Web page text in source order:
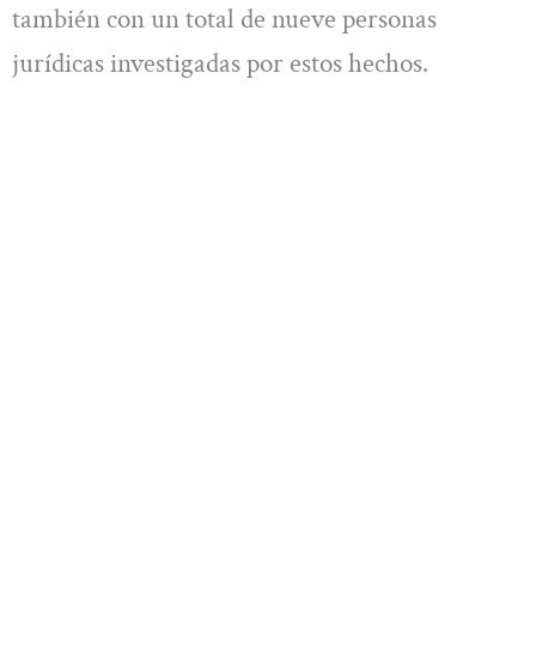
también con un total de nueve personas
jurídicas investigadas por estos hechos.